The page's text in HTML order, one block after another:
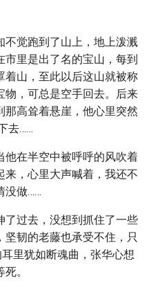
不觉跑到了山上，地上泼溅
市里是出了名的宝山，每到
着山，至此以后这山就被称
物，可总是空手回去。后来
高耸着悬崖，他心里突然
去……
他在半空中被呼呼的风吹着
来，心里大声喊着，我还不
没做……
了过去，没想到抓住了一些
韧的老藤也承受不住，只
里犹如断魂曲，张华心想
。